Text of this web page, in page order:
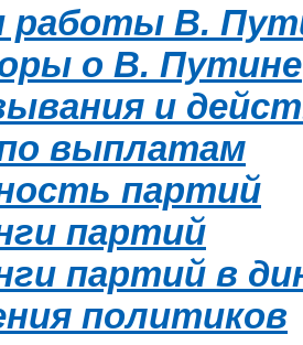
работы В.
о В. Путине
и
выплатам
партий
партий
партий в
политиков